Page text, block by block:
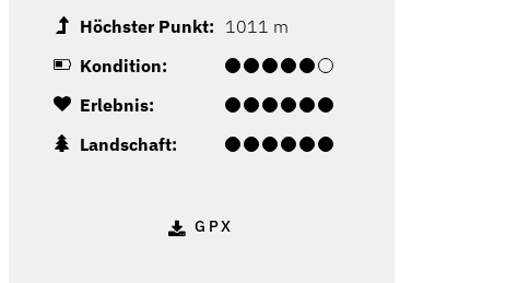
Höchster Punkt: 1011 m
Kondition:
Erlebnis:
Landschaft:
GPX